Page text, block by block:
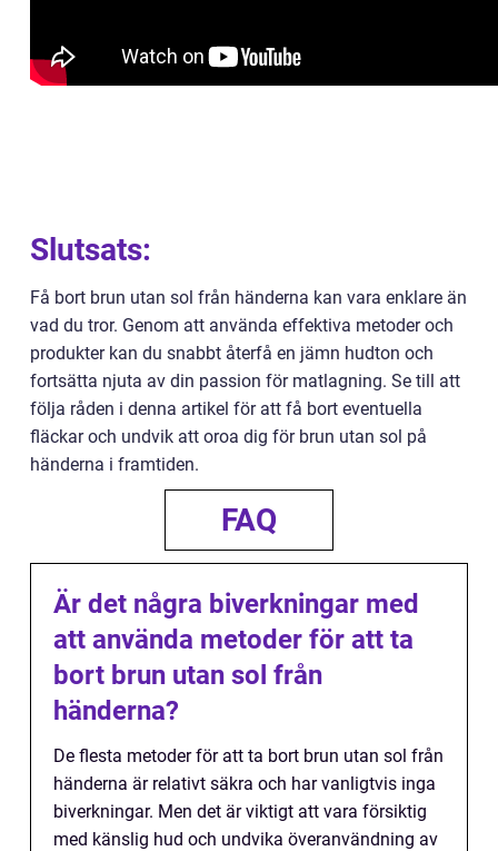
Slutsats:
Få bort brun utan sol från händerna kan vara enklare än
vad du tror. Genom att använda effektiva metoder och
produkter kan du snabbt återfå en jämn hudton och
fortsätta njuta av din passion för matlagning. Se till att
följa råden i denna artikel för att få bort eventuella
fläckar och undvik att oroa dig för brun utan sol på
händerna i framtiden.
FAQ
Är det några biverkningar med
att använda metoder för att ta
bort brun utan sol från
händerna?
De flesta metoder för att ta bort brun utan sol från
händerna är relativt säkra och har vanligtvis inga
biverkningar. Men det är viktigt att vara försiktig
med känslig hud och undvika överanvändning av